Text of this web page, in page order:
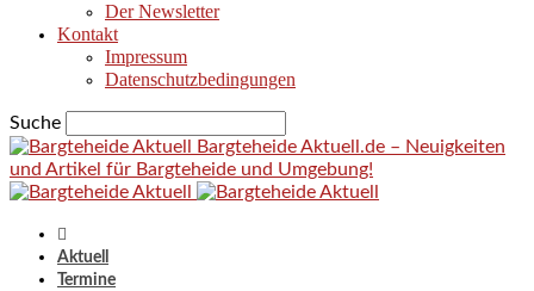
Der Newsletter
Kontakt
Impressum
Datenschutzbedingungen
Suche
Bargteheide Aktuell.de – Neuigkeiten
und Artikel für Bargteheide und Umgebung!
Aktuell
Termine